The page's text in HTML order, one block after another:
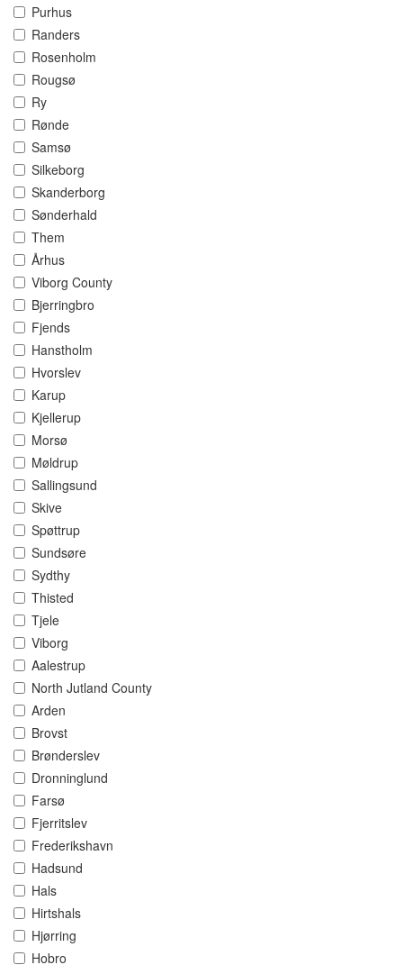
Purhus
Randers
Rosenholm
Rougsø
Ry
Rønde
Samsø
Silkeborg
Skanderborg
Sønderhald
Them
Århus
Viborg County
Bjerringbro
Fjends
Hanstholm
Hvorslev
Karup
Kjellerup
Morsø
Møldrup
Sallingsund
Skive
Spøttrup
Sundsøre
Sydthy
Thisted
Tjele
Viborg
Aalestrup
North Jutland County
Arden
Brovst
Brønderslev
Dronninglund
Farsø
Fjerritslev
Frederikshavn
Hadsund
Hals
Hirtshals
Hjørring
Hobro